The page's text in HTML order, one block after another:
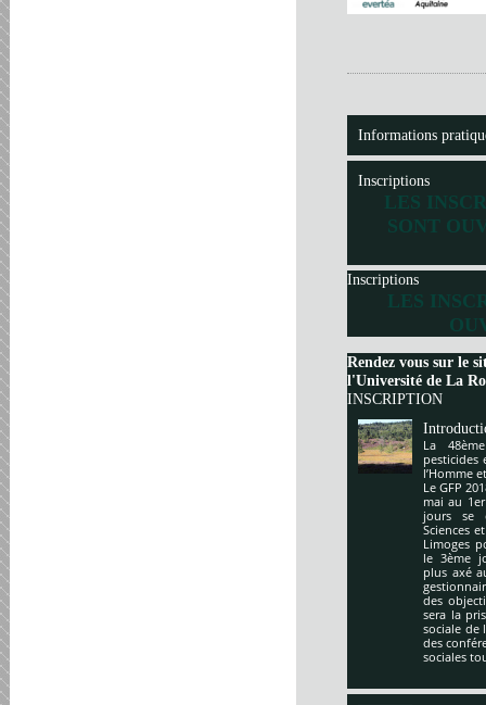
Informations
Inscriptions
LES
SONT
Inscriptions
LES
Rendez vous sur le
l'Université de La
INSCRIPTION
La
pesticides
l’Homme
Le GFP
mai au
jours se
Sciences
Limoges
le 3ème
plus axé
des
sera la
sociale de
des
sociales